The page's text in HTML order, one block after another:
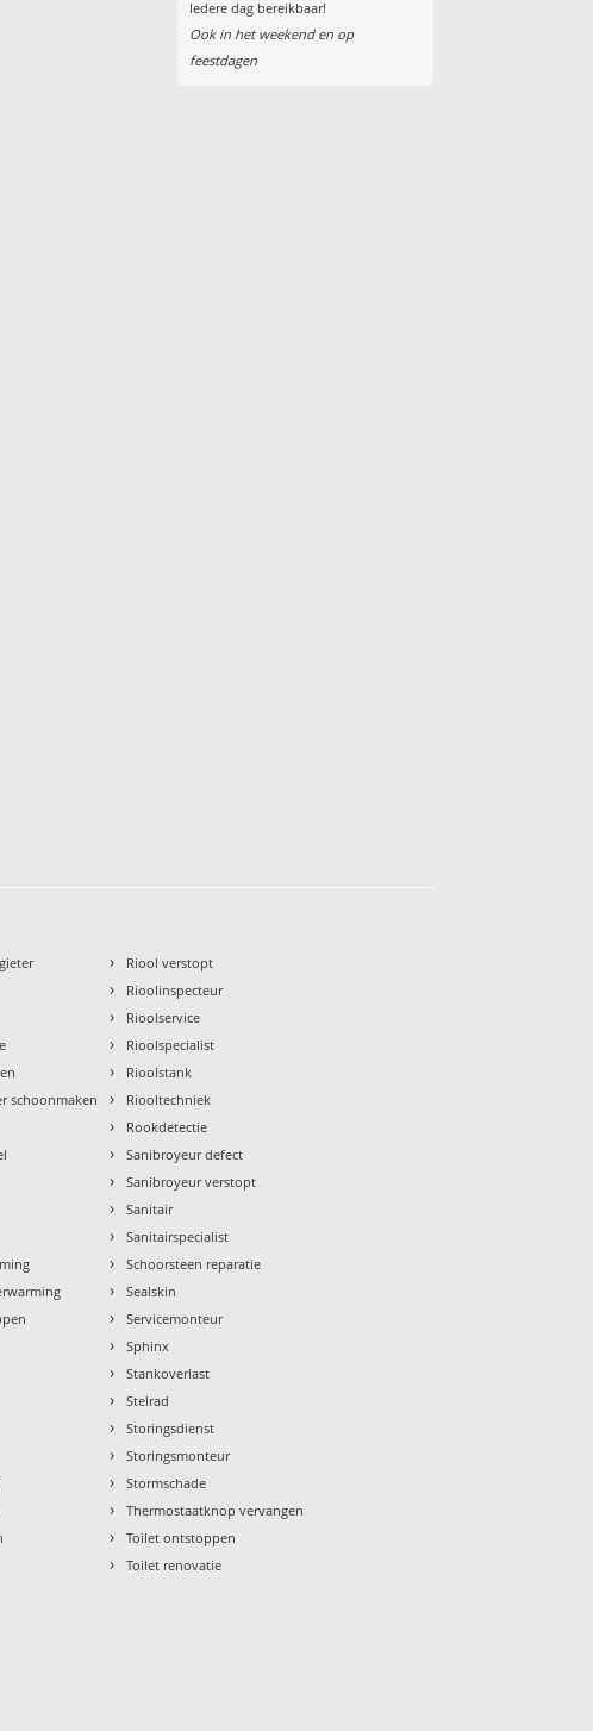
Iedere dag bereikbaar!
Ook in het weekend en op
feestdagen
schoonmaken
› Riool verstopt
› Rioolinspecteur
› Rioolservice
› Rioolspecialist
› Rioolstank
› Riooltechniek
› Rookdetectie
› Sanibroyeur defect
› Sanibroyeur verstopt
› Sanitair
› Sanitairspecialist
› Schoorsteen reparatie
› Sealskin
› Servicemonteur
› Sphinx
› Stankoverlast
› Stelrad
› Storingsdienst
› Storingsmonteur
› Stormschade
› Thermostaatknop vervangen
› Toilet ontstoppen
› Toilet renovatie